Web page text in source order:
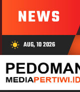
NEWS
wb_sunny AUG, 10 2026